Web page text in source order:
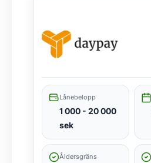
Lånebelopp
1 000 - 20 000
sek
Åldersgräns